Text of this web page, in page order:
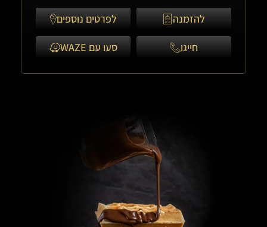
להזמנה לפרטים נוספים
חייגו סעו עם WAZE